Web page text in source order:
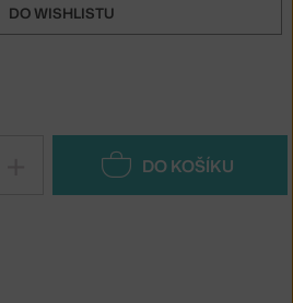
DO WISHLISTU
DO KOŠÍKU